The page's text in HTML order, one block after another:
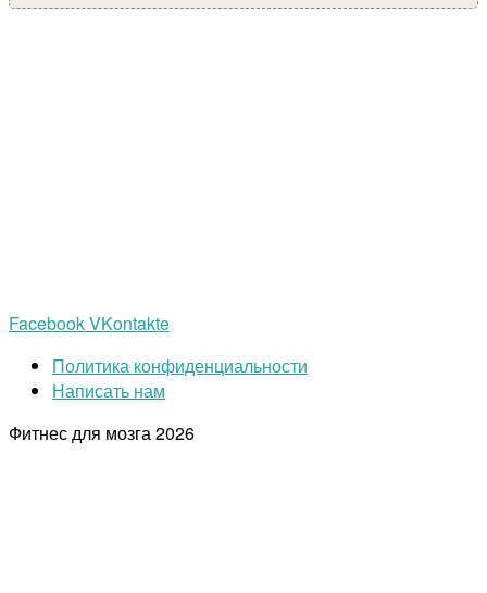
FacebookVKontakte
Политика конфиденциальности
Написать нам
Фитнес для мозга2026